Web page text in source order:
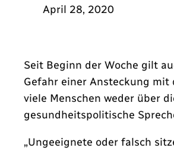
April 28, 2020
Seit Beginn der Woche gilt
Gefahr einer Ansteckung mit
viele Menschen weder über
gesundheitspolitische
„Ungeeignete oder falsch